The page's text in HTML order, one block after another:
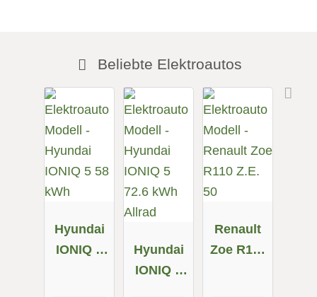
Beliebte Elektroautos
Hyundai
IONIQ 5
Hyundai
IONIQ 5
Renault
Zoe R110